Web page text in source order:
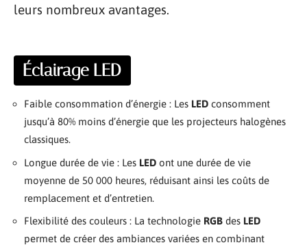
leurs nombreux avantages.
Éclairage LED
Faible consommation d’énergie : Les LED consomment
jusqu’à 80% moins d’énergie que les projecteurs halogènes
classiques.
Longue durée de vie : Les LED ont une durée de vie
moyenne de 50 000 heures, réduisant ainsi les coûts de
remplacement et d’entretien.
Flexibilité des couleurs : La technologie RGB des LED
permet de créer des ambiances variées en combinant